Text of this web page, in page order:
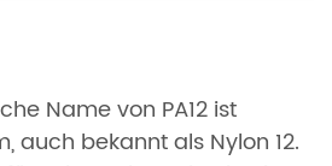
Name von PA12 ist
auch bekannt als Nylon 12.